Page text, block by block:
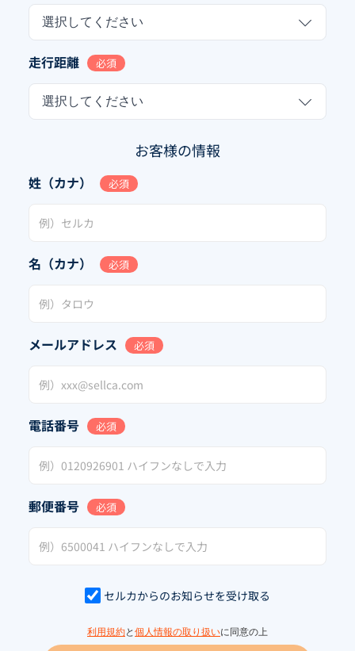
選択してください
走行距離 必須
選択してください
お客様の情報
姓（カナ） 必須
名（カナ） 必須
メールアドレス 必須
電話番号 必須
郵便番号 必須
セルカからのお知らせを受け取る
利用規約と 個人情報の取り扱いに同意の上